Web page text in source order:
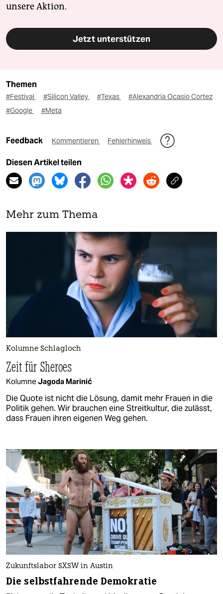
unsere Aktion.
Jetzt unterstützen
Themen
#Festival #Silicon Valley #Texas
#Alexandria Ocasio Cortez
#Google
#Meta
Feedback Kommentieren Fehlerhinweis
Diesen Artikel teilen
Mehr zum Thema
Kolumne Schlagloch
Zeit für Sheroes
KolumneJagoda Marinić
Die Quote ist nicht die Lösung, damit mehr Frauen in die
Politik gehen. Wir brauchen eine Streitkultur, die zulässt,
dass Frauen ihren eigenen Weg gehen.
Zukunftslabor SXSW in Austin
Die selbstfahrende Demokratie